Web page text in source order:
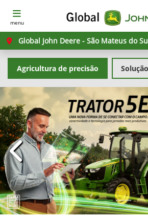
menu
Global John Deere - São Mateus do
Agricultura de precisão
templates.template-